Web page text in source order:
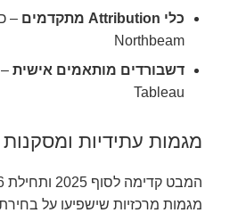
כלי Attribution מתקדמים
Northbeam
דשבורדים מותאמים אישית
Tableau
מגמות עתידיות ומסקנות
מגמות מרכזיות שישפיעו על